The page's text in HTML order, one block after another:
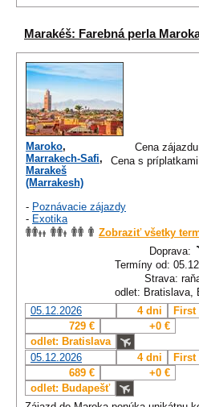
Marakéš: Farebná perla
Cena
Cena s
Maroko,
Marrakech-Safi,
Marakeš
(Marrakesh)
- Poznávacie zájazdy
- Exotika
Zobraziť všetky
Doprava:
Termíny od:
Strava:
odlet: Bratislava,
05.12.2026
4 dni
First
729 €
+0 €
odlet: Bratislava
05.12.2026
4 dni
First
689 €
+0 €
odlet: Budapešť